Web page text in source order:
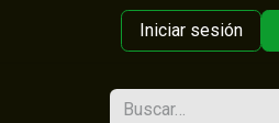
Iniciar sesión